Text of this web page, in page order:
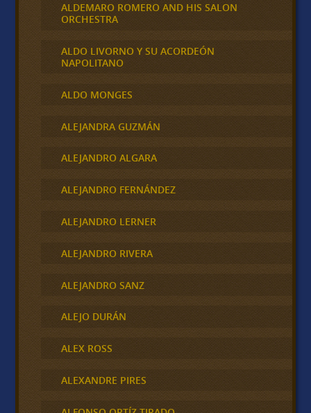
ALDEMARO ROMERO AND HIS SALON
ORCHESTRA
ALDO LIVORNO Y SU ACORDEÓN
NAPOLITANO
ALDO MONGES
ALEJANDRA GUZMÁN
ALEJANDRO ALGARA
ALEJANDRO FERNÁNDEZ
ALEJANDRO LERNER
ALEJANDRO RIVERA
ALEJANDRO SANZ
ALEJO DURÁN
ALEX ROSS
ALEXANDRE PIRES